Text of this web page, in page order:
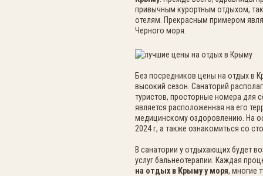
привычным курортным отдыхом,
отелям. Прекрасным примером
Черного моря.
Без посредников цены на отдых в
высокий сезон. Санаторий
туристов, просторные номера для
является расположенная на его
медицинскому оздоровлению. На
2024 г, а также ознакомиться со
В санатории у отдыхающих будет
услуг бальнеотерапии. Каждая
на отдых в Крыму у моря, многие